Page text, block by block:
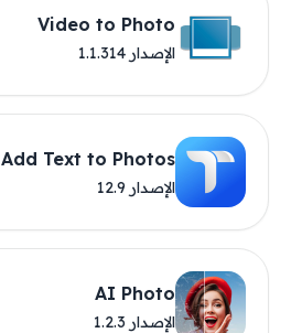
Video to Photo
الإصدار 1.1.314
Add Text to Photos
الإصدار 12.9
AI Photo
الإصدار 1.2.3